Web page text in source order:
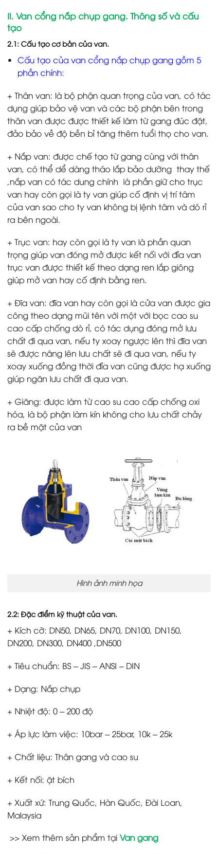
II. Van cổng nắp chụp gang. Thông số và cấu
tạo
2.1: Cấu tạo cơ bản của van.
Cấu tạo của van cổng nắp chụp gang gồm 5
phần chính:
+ Thân van: là bộ phận quan trọng của van, có tác
dụng giúp bảo vệ van và các bộ phận bên trong
thân van được được thiết kế làm từ gang đúc đặt,
đảo bảo về độ bền bỉ tăng thêm tuổi thọ cho van.
+ Nắp van: được chế tạo từ gang cùng với thân
van, có thể dể dàng tháo lắp bảo dưỡng thay thế
,nắp van có tác dung chính là phần giữ cho trục
van hay còn gọi là ty van giúp cố định vị trí tâm
của van sao cho ty van không bị lệnh tâm và dò rỉ
ra bên ngoài.
+ Trục van: hay còn gọi là ty van là phần quan
trọng giúp van đóng mở được kết nối với đỉa van
trục van được thiết kế theo dạng ren lắp giông
giúp mở van hay cố định bằng ren.
+ Đĩa van: đĩa van hay còn gọi là cửa van được gia
công theo dạng mũi tên với một với bọc cao su
cao cấp chống dò rỉ, có tác dụng đóng mở lưu
chất đi qua van, nếu ty xoay ngược lên thì đĩa van
sẽ được nâng lên lưu chất sẽ đi qua van, nếu ty
xoay xuống đồng thời đỉa van cũng được hạ xuống
giúp ngăn lưu chất đi qua van.
+ Giăng: được làm từ cao su cao cấp chống oxi
hóa, là bộ phận làm kín không cho lưu chất chảy
ra bề mặt của van
Hình ảnh minh họa
2.2: Đặc điểm kỹ thuật của van.
+ Kích cỡ: DN50, DN65, DN70, DN100, DN150,
DN200, DN300, DN400 ,DN500
+ Tiêu chuẩn: BS – JIS – ANSI – DIN
+ Dạng: Nắp chụp
+ Nhiệt độ: 0 – 200 độ
+ Áp lực làm việc: 10bar – 25bar, 10k – 25k
+ Chất liệu: Thân gang và cao su
+ Kết nối: ặt bích
+ Xuất xứ: Trung Quốc, Hàn Quốc, Đài Loan,
Malaysia
>> Xem thêm sản phẩm tại Van gang